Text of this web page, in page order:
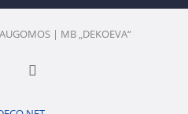
| MB „DEKOEVA“
I